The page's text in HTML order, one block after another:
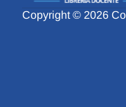
Copyright © 2026